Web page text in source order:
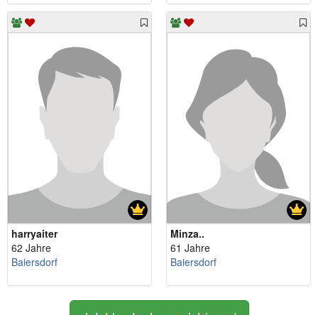
harryaiter
62 Jahre
Baiersdorf
Minza..
61 Jahre
Baiersdorf